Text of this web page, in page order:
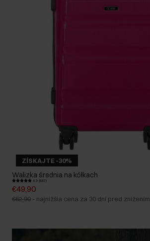
ZÍSKAJTE -30%
Walizka średnia na kółkach
4.9 (687)
€49,90
€62,90 - najnižšia cena za 30 dní pred znížením